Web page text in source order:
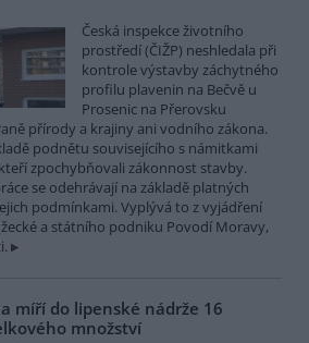
Česká inspekce životního
prostředí (ČIŽP) neshledala při
kontrole výstavby záchytného
profilu plavenin na Bečvě u
Prosenic na Přerovsku
přírody a krajiny ani vodního zákona.
podnětu souvisejícího s námitkami
zpochybňovali zákonnost stavby.
se odehrávají na základě platných
podmínkami. Vyplývá to z vyjádření
a státního podniku Povodí Moravy,
míří do lipenské nádrže 16
množství